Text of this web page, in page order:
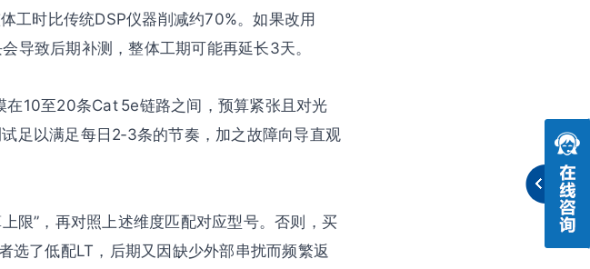
工时比传统DSP仪器削减约70%。如果改用
导致后期补测，整体工期可能再延长3天。
10至20条Cat 5e链路之间，预算紧张且对光
足以满足每日2‑3条的节奏，加之故障向导直观
限”，再对照上述维度匹配对应型号。否则，买
选了低配LT，后期又因缺少外部串扰而频繁返